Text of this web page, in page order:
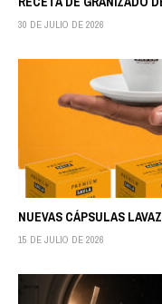
30 DE JULIO DE 2026
NUEVAS CÁPSULAS
15 DE JULIO DE 2026